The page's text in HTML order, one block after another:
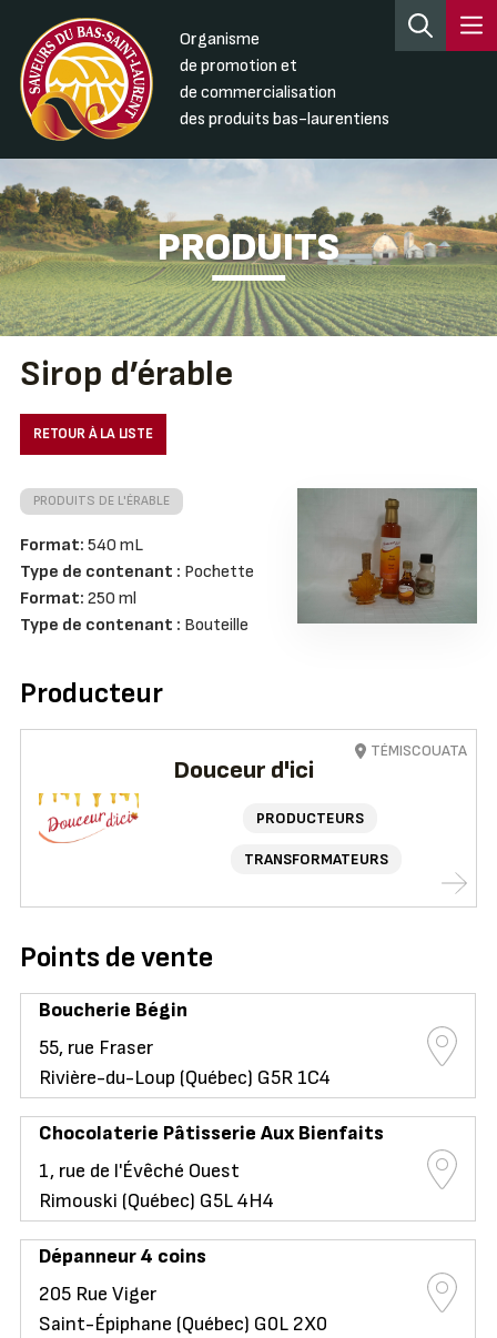
Organisme
de promotion et
de commercialisation
des produits bas-laurentiens
PRODUITS
Sirop d’érable
RETOUR À LA LISTE
PRODUITS DE L'ÉRABLE
Format: 540 mL
Type de contenant : Pochette
Format: 250 ml
Type de contenant : Bouteille
Producteur
Douceur d'ici
PRODUCTEURS
TRANSFORMATEURS
TÉMISCOUATA
Points de vente
Boucherie Bégin
55, rue Fraser
Rivière-du-Loup (Québec) G5R 1C4
Chocolaterie Pâtisserie Aux Bienfaits
1, rue de l'Évêché Ouest
Rimouski (Québec) G5L 4H4
Dépanneur 4 coins
205 Rue Viger
Saint-Épiphane (Québec) G0L 2X0